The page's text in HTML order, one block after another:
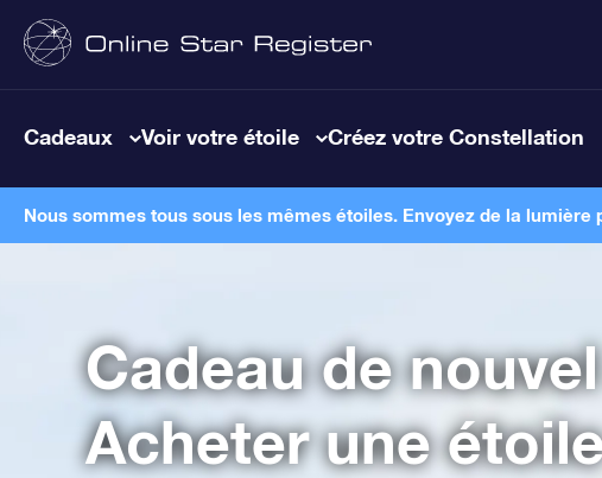
Cadeaux Voir votre étoile Créez votre Constellation
Nous sommes tous sous les mêmes étoiles. Envoyez de la lumière
Cadeau de
Acheter une